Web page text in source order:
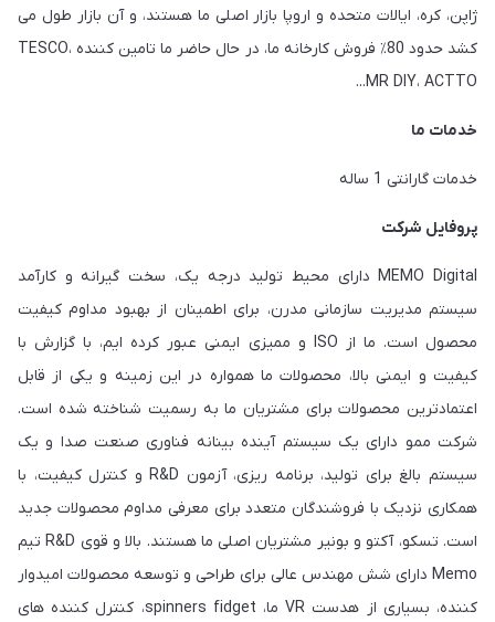
ژاپن، کره، ایالات متحده و اروپا بازار اصلی ما هستند، و آن بازار طول می
کشد حدود 80٪ فروش کارخانه ما، در حال حاضر ما تامین کننده TESCO،
MR DIY، ACTTO...
خدمات ما
خدمات گارانتی 1 ساله
پروفایل شرکت
MEMO Digital دارای محیط تولید درجه یک، سخت گیرانه و کارآمد
سیستم مدیریت سازمانی مدرن، برای اطمینان از بهبود مداوم کیفیت
محصول است. ما از ISO و ممیزی ایمنی عبور کرده ایم، با گزارش با
کیفیت و ایمنی بالا، محصولات ما همواره در این زمینه و یکی از قابل
اعتمادترین محصولات برای مشتریان ما به رسمیت شناخته شده است.
شرکت ممو دارای یک سیستم آینده بینانه فناوری صنعت صدا و یک
سیستم بالغ برای تولید، برنامه ریزی، آزمون R&D و کنترل کیفیت، با
همکاری نزدیک با فروشندگان متعدد برای معرفی مداوم محصولات جدید
است. تسکو، آکتو و بونیر مشتریان اصلی ما هستند. بالا و قوی R&D تیم
Memo دارای شش مهندس عالی برای طراحی و توسعه محصولات امیدوار
کننده، بسیاری از هدست VR ما، spinners fidget، کنترل کننده های